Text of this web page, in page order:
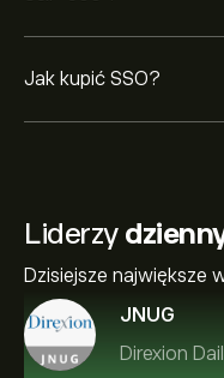
Jak kupić SSO?
Liderzy
Dzisiejsze największe
JNUG